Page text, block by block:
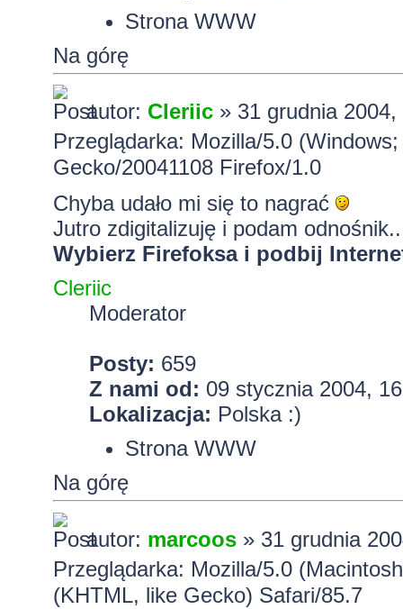
Strona WWW
Na górę
autor: Cleriic» 31 grudnia 2004,
Przeglądarka: Mozilla/5.0
Gecko/20041108 Firefox/1.0
Chyba udało mi się to nagrać
Jutro zdigitalizuję i podam
Wybierz Firefoksa i podbij
Cleriic
Moderator
Posty: 659
Z nami od: 09 stycznia 2004,
Lokalizacja: Polska :)
Strona WWW
Na górę
autor: marcoos» 31 grudnia
Przeglądarka: Mozilla/5.0
(KHTML, like Gecko) Safari/85.7